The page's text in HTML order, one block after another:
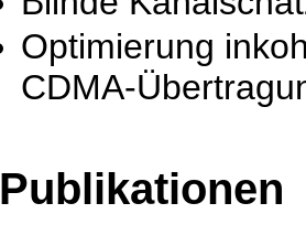
Optimierung
CDMA-
Publikationen